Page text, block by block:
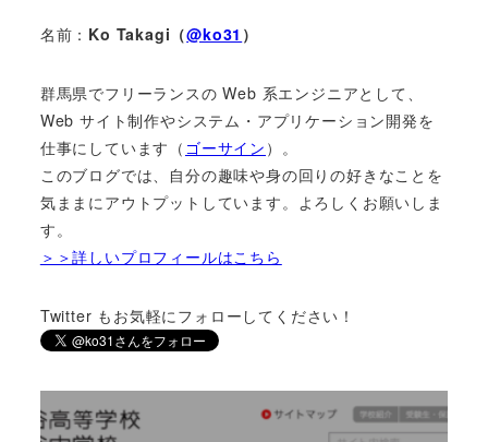
名前： Ko Takagi（@ko31 ）
群馬県でフリーランスの Web 系エンジニアとして、
Web サイト制作やシステム・アプリケーション開発を
仕事にしています（ ゴーサイン ）。
このブログでは、自分の趣味や身の回りの好きなことを
気ままにアウトプットしています。よろしくお願いしま
す。
＞＞詳しいプロフィールはこちら
Twitter もお気軽にフォローしてください！